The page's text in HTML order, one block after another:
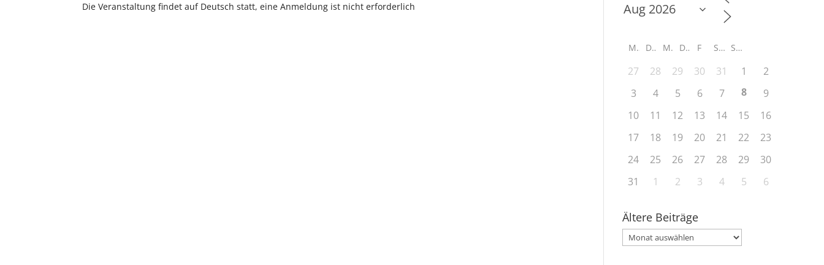
Die Veranstaltung findet auf Deutsch statt, eine Anmeldung ist nicht erforderlich
M D M D F S S
27 28 29 30 31 1
2
3
4 5 6 7 8
9
10
11 12 13 14 15
16
17
18 19 20 21 22
23
24
25 26 27 28 29
30
31
1 2 3 4 5 6
Ältere Beiträge
Ältere
Beiträge